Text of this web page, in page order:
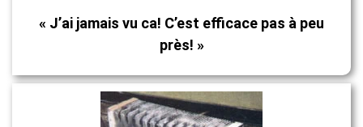
« J’ai jamais vu ca! C’est efficace pas à peu
près! »